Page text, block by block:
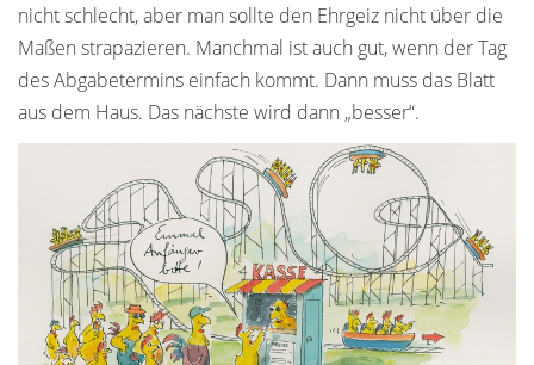
nicht schlecht, aber man sollte den Ehrgeiz nicht über die
Maßen strapazieren. Manchmal ist auch gut, wenn der Tag
des Abgabetermins einfach kommt. Dann muss das Blatt
aus dem Haus. Das nächste wird dann „besser“.